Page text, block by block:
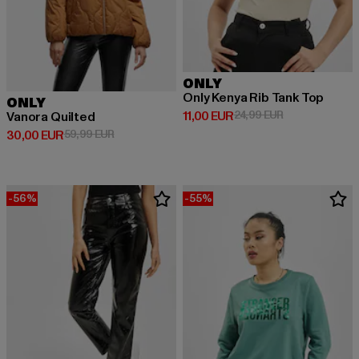
ONLY
Vanora Quilted
30,00 EUR
Derzeitiger Preis: 30,00 EUR
59,99 EURAktionspreis: 59,99 EUR
ONLY
Only Kenya Rib Tank Top
11,00 EUR
Derzeitiger Preis: 11,00 EUR
24,99 EURAktionspreis:
-56% -55%